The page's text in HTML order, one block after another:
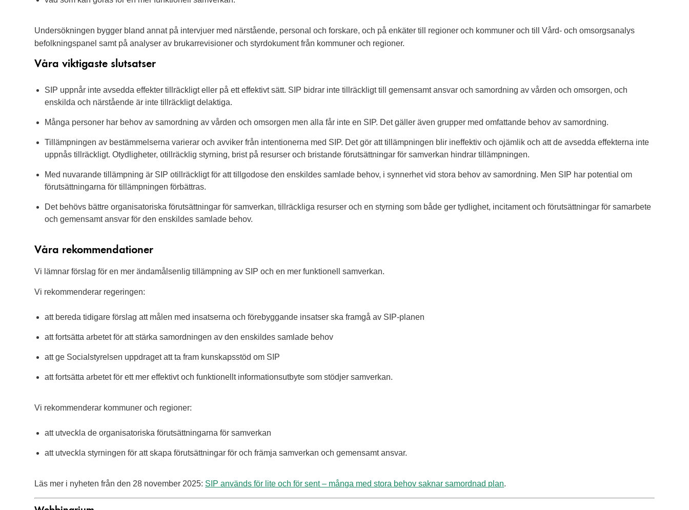
Undersökningen bygger bland annat på intervjuer med närstående, personal och forskare, och på enkäter till regioner och kommuner och till Vård- och omsorgsanalys
befolkningspanel samt på analyser av brukarrevisioner och styrdokument från kommuner och regioner.
Våra viktigaste slutsatser
SIP uppnår inte avsedda effekter tillräckligt eller på ett effektivt sätt. SIP bidrar inte tillräckligt till gemensamt ansvar och samordning av vården och omsorgen, och
enskilda och närstående är inte tillräckligt delaktiga.
Många personer har behov av samordning av vården och omsorgen men alla får inte en SIP. Det gäller även grupper med omfattande behov av samordning.
Tillämpningen av bestämmelserna varierar och avviker från intentionerna med SIP. Det gör att tillämpningen blir ineffektiv och ojämlik och att de avsedda effekterna inte
uppnås tillräckligt. Otydligheter, otillräcklig styrning, brist på resurser och bristande förutsättningar för samverkan hindrar tillämpningen.
Med nuvarande tillämpning är SIP otillräckligt för att tillgodose den enskildes samlade behov, i synnerhet vid stora behov av samordning. Men SIP har potential om
förutsättningarna för tillämpningen förbättras.
Det behövs bättre organisatoriska förutsättningar för samverkan, tillräckliga resurser och en styrning som både ger tydlighet, incitament och förutsättningar för samarbete
och gemensamt ansvar för den enskildes samlade behov.
Våra rekommendationer
Vi lämnar förslag för en mer ändamålsenlig tillämpning av SIP och en mer funktionell samverkan.
Vi rekommenderar regeringen:
att bereda tidigare förslag att målen med insatserna och förebyggande insatser ska framgå av SIP-planen
att fortsätta arbetet för att stärka samordningen av den enskildes samlade behov
att ge Socialstyrelsen uppdraget att ta fram kunskapsstöd om SIP
att fortsätta arbetet för ett mer effektivt och funktionellt informationsutbyte som stödjer samverkan.
Vi rekommenderar kommuner och regioner:
att utveckla de organisatoriska förutsättningarna för samverkan
att utveckla styrningen för att skapa förutsättningar för och främja samverkan och gemensamt ansvar.
Läs mer i nyheten från den 28 november 2025: SIP används för lite och för sent – många med stora behov saknar samordnad plan.